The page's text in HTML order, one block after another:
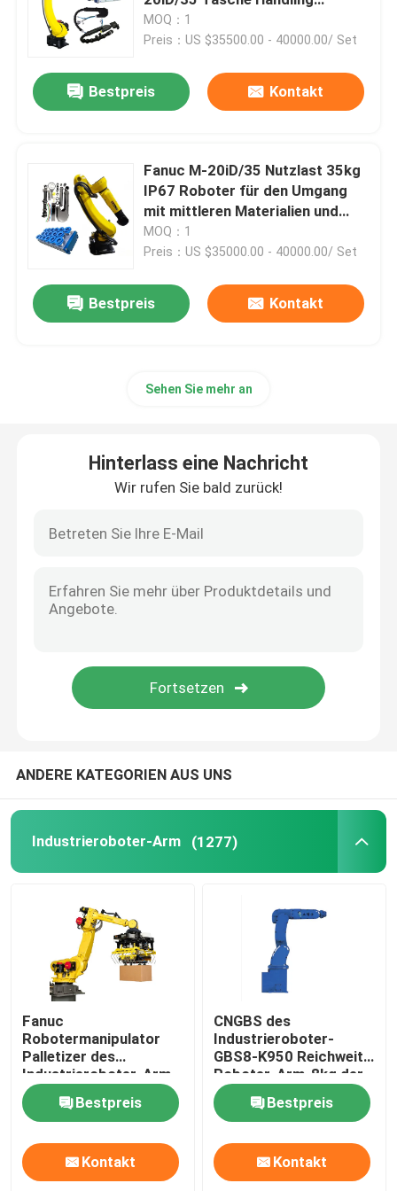
Schweißensroboterarm
Palettierungsroboterarm
CNC-Maschine
Roboter-Stellwerk
Roboterschutzhüllen
Roboter-Arm-Greifer
Montageroboter-Arm
Wählen Sie den Roboter aus
Polierroboter
Humanoider Roboter
Roboter Arm mit Roboter
Kleidung Paket
MOQ：1
Preis：US $35500.00 - 40000.00/ Set
Bestpreis Kontakt
Fanuc M-20iD/35 Nutzlast 35kg
IP67 Roboter für den Umgang
mit mittleren Materialien und
Roboter-Greifer für Saugbecher
mit Vakuum
MOQ：1
Preis：US $35000.00 - 40000.00/ Set
Bestpreis Kontakt
Sehen Sie mehr an
Hinterlass eine Nachricht
Wir rufen Sie bald zurück!
ANDERE KATEGORIEN AUS UNS
Industrieroboter-Arm (1277)
Fanuc
Robotermanipulator
Palletizer des
Industrieroboter-Arm-
R-2000iC/125L für die
PalettierungBestpreis
Kontakt
CNGBS des
Industrieroboter-
GBS8-K950 Reichweite
Roboter-Arm-8kg der
Nutzlasten-950mm für
Behandlungs-
Versammlungs-Malerei
Bestpreis
Kontakt